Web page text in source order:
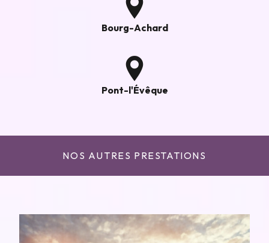
Bourg-Achard
Pont-l'Évêque
NOS AUTRES PRESTATIONS